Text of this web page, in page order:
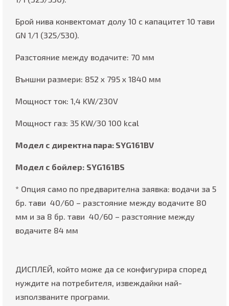
Брой нива конвектомат долу 10 с капацитет 10 тави
GN 1/1 (325/530).
Разстояние между водачите: 70 мм
Външни размери: 852 x 795 x 1840 мм
Мощност ток: 1,4 KW/230V
Мощност газ: 35 KW/30 100 kcal
Модел с директна пара: SYG161BV
Модел с бойлер: SYG161BS
* Опция само по предварителна заявка: водачи за 5
бр. тави 40/60 – разстояние между водачите 80
мм и за 8 бр. тави 40/60 – разстояние между
водачите 84 мм
ДИСПЛЕЙ, който може да се конфигурира според
нуждите на потребителя, извеждайки най-
използваните програми.